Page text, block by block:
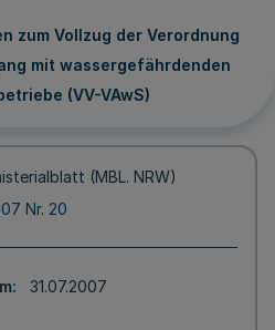
zum Vollzug der Verordnung
mit wassergefährdenden
(VV-VAwS)
(MBL. NRW)
Nr. 20
31.07.2007